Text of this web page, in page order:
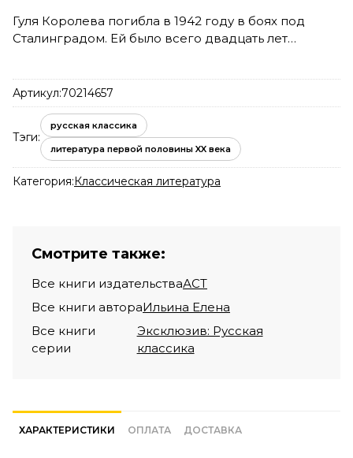
Гуля Королева погибла в 1942 году в боях под
Сталинградом. Ей было всего двадцать лет…
Артикул:70214657
Тэги:
русская классика
литература первой половины XX века
Категория:Классическая литература
Смотрите также:
Все книги издательстваАСТ
Все книги автораИльина Елена
Все книги
серии
Эксклюзив: Русская
классика
ХАРАКТЕРИСТИКИ ОПЛАТА ДОСТАВКА